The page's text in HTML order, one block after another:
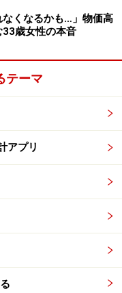
すると思っていま
物でおかずを考える
ている女性ですが、
のでしょうか。
くるのに、ローンは
、物価も上がるのに
くいので、戻れるな
まで悲観的になって
なくなるかも…」物価高
歳女性の本音
テーマ
アプリ